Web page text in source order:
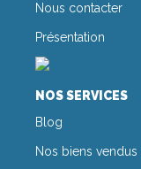
Nous contacter
Présentation
NOS SERVICES
Blog
Nos biens vendus